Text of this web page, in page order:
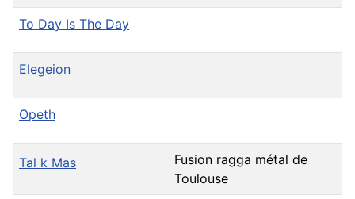
To Day Is The Day
Elegeion
Opeth
Tal k Mas
Fusion ragga métal de
Toulouse